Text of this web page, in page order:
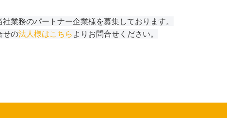
社業務のパートナー企業様を募集しております。
せの法人様はこちら よりお問合せください。